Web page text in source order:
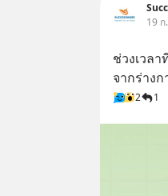
19
ช่วงเวล
จากร่าง
2 1